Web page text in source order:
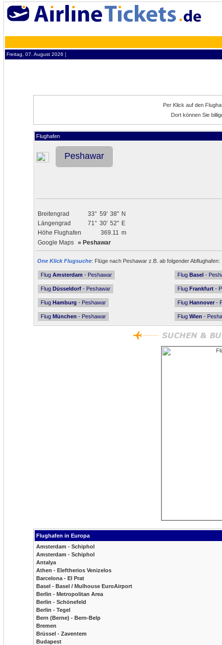
Freitag, 07. August 2026 ¦
Per Klick auf den
Dort können Sie
Flughafen
Peshawar
Breitengrad 33° 59' 38" N
Längengrad
71° 30' 52" E
Höhe Flughafen
369.11 m
Google Maps » Peshawar
One Klick Flugsuche: Flüge nach Peshawar z.B. ab folgender Abflughafen:
Flug Amsterdam - Peshawar Flug Basel -
Flug Düsseldorf - Peshawar Flug Frankfurt -
Flug Hamburg - Peshawar Flug Hannover -
Flug München - Peshawar Flug Wien -
Flughafen in Europa
Amsterdam - Schiphol
Amsterdam - Schiphol
Antalya
Athen - Eleftherios Venizelos
Barcelona - El Prat
Basel - Basel / Mulhouse EuroAirport
Berlin - Metropolitan Area
Berlin - Schönefeld
Berlin - Tegel
Bern (Berne) - Bern-Belp
Bremen
Brüssel - Zaventem
Budapest